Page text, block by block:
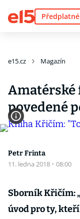
Předplatné
e15.cz Magazín
Amatérské
povedené
Petr Frinta
11. ledna 2018 · 08:00
Sborník Křičím:
úvod pro ty,